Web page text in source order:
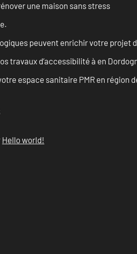
une maison sans stress
peuvent enrichir votre projet
travaux d’accessibilité à en
espace sanitaire PMR en région
Hello world!